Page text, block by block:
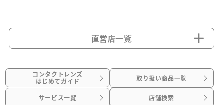
直営店一覧
コンタクトレンズ
はじめてガイド 取り扱い商品一覧
サービス一覧 店舗検索